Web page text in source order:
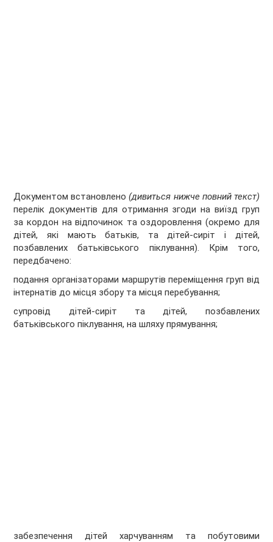
Документом встановлено(дивиться нижче повний текст)
перелік документів для отримання згоди на виїзд груп
за кордон на відпочинок та оздоровлення (окремо для
дітей, які мають батьків, та дітей-сиріт і дітей,
позбавлених батьківського піклування). Крім того,
передбачено:
подання організаторами маршрутів переміщення груп від
інтернатів до місця збору та місця перебування;
супровід дітей-сиріт та дітей, позбавлених
батьківського піклування, на шляху прямування;
забезпечення дітей харчуванням та побутовими